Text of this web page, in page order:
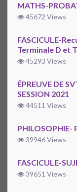
MATHS-
45672 Views
FASCICULE-
Terminale D et
45293 Views
ÉPREUVE DE
SESSION 2021
44511 Views
PHILOSOPHIE-
39946 Views
FASCICULE-
39651 Views